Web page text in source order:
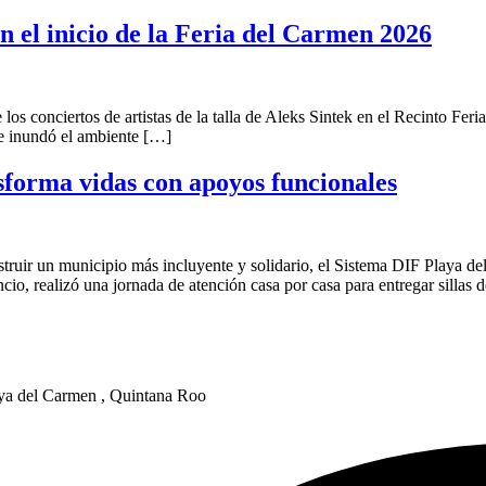
el inicio de la Feria del Carmen 2026
conciertos de artistas de la talla de Aleks Sintek en el Recinto
inundó el ambiente […]
vidas con apoyos funcionales
un municipio más incluyente y solidario, el Sistema DIF Playa
realizó una jornada de atención casa por casa para entregar sillas
del Carmen , Quintana Roo